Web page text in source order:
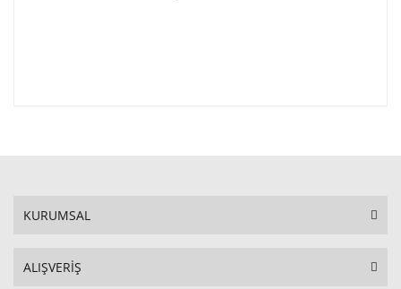
KURUMSAL
ALIŞVERİŞ